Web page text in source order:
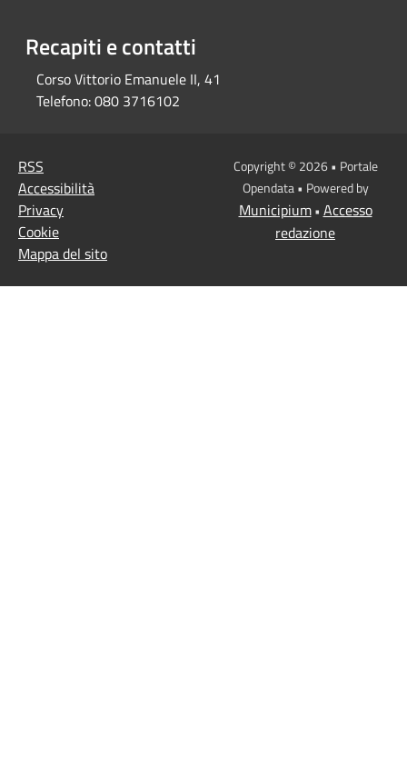
Recapiti e contatti
Corso Vittorio Emanuele II, 41
Telefono:080 3716102
RSS
Accessibilità
Privacy
Cookie
Mappa del sito
Copyright © 2026 • Portale
Opendata • Powered by
Municipium• Accesso
redazione